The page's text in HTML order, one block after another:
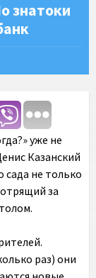
знатоки
уже не
Казанский
сада не только
за
раз) они